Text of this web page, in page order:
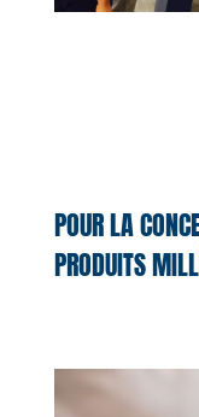
POUR LA
PRODUITS